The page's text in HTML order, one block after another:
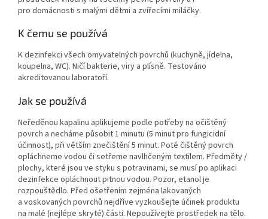
pro domácnosti s malými dětmi a zvířecími miláčky.
K čemu se používá
K dezinfekci všech omyvatelných povrchů (kuchyně, jídelna,
koupelna, WC). Ničí bakterie, viry a plísně. Testováno
akreditovanou laboratoří.
Jak se používá
Neředěnou kapalinu aplikujeme podle potřeby na očištěný
povrch a necháme působit 1 minutu (5 minut pro fungicidní
účinnost), při větším znečištění 5 minut. Poté čištěný povrch
opláchneme vodou či setřeme navlhčeným textilem. Předměty /
plochy, které jsou ve styku s potravinami, se musí po aplikaci
dezinfekce opláchnout pitnou vodou. Pozor, etanol je
rozpouštědlo. Před ošetřením zejména lakovaných
a voskovaných povrchů nejdříve vyzkoušejte účinek produktu
na malé (nejlépe skryté) části. Nepoužívejte prostředek na tělo.